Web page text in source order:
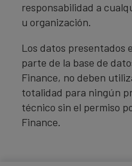
responsabilidad a
u organización.
Los datos presentados
parte de la base de
Finance, no deben
totalidad para ningún
técnico sin el permiso
Finance.